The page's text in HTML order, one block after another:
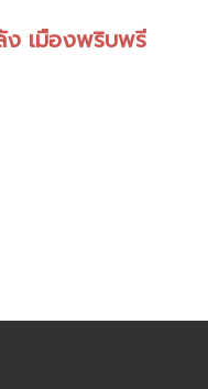
ง เมืองพริบพรี